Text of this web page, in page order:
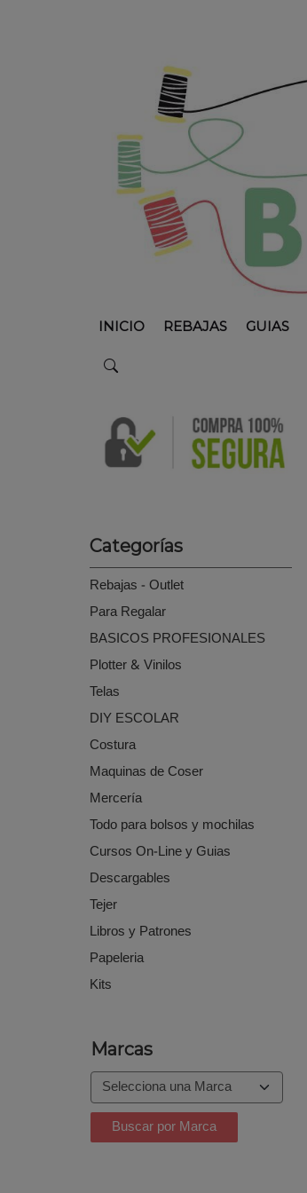
INICIO REBAJAS GUIAS
Categorías
Rebajas - Outlet
Para Regalar
BASICOS PROFESIONALES
Plotter & Vinilos
Telas
DIY ESCOLAR
Costura
Maquinas de Coser
Mercería
Todo para bolsos y mochilas
Cursos On-Line y Guias
Descargables
Tejer
Libros y Patrones
Papeleria
Kits
Marcas